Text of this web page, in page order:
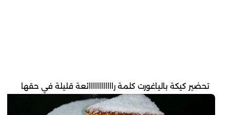
تحضير كيكة بالياغورت كلمة راااااااااااائعة قليلة في حقها